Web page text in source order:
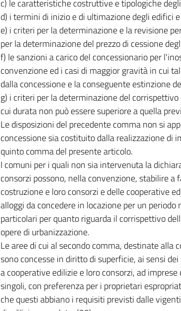
c) le caratteristiche costruttive e tipologiche
d) i termini di inizio e di ultimazione degli edifici
e) i criteri per la determinazione e la revisione
per la determinazione del prezzo di cessione
f) le sanzioni a carico del concessionario per
convenzione ed i casi di maggior gravità in cui
dalla concessione e la conseguente estinzione
g) i criteri per la determinazione del
cui durata non può essere superiore a quella
Le disposizioni del precedente comma non si
concessione sia costituito dalla realizzazione di
quinto comma del presente articolo.
I comuni per i quali non sia intervenuta la
consorzi possono, nella convenzione, stabilire a
costruzione e loro consorzi e delle cooperative
alloggi da concedere in locazione per un
particolari per quanto riguarda il corrispettivo
opere di urbanizzazione.
Le aree di cui al secondo comma, destinate alla
sono concesse in diritto di superficie, ai sensi
a cooperative edilizie e loro consorzi, ad
singoli, con preferenza per i proprietari
che questi abbiano i requisiti previsti dalle